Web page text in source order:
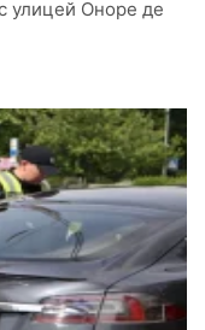
улицей Оноре де